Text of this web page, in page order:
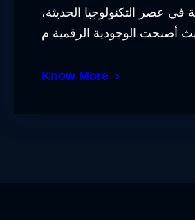
في عصر التكنولوجيا الحديثة،
Know More